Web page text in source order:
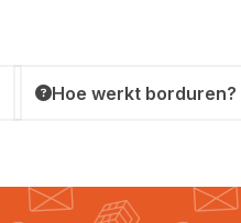
Hoe werkt borduren?